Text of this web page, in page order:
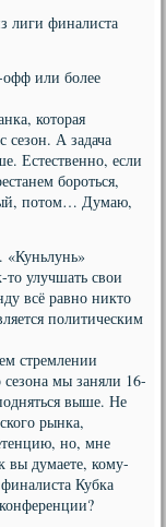
лиги финалиста
офф или более
которая
сезон. А задача
Естественно, если
бороться,
потом… Думаю,
улучшать свои
всё равно никто
политическим
стремлении
мы заняли 16-
выше. Не
рынка,
но, мне
вы думаете, кому-
Кубка